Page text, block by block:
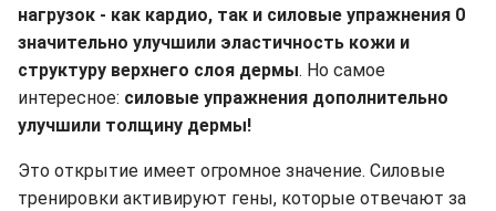
нагрузок - как кардио, так и силовые упражнения 0
значительно улучшили эластичность кожи и
структуру верхнего слоя дермы. Но самое
интересное: силовые упражнения дополнительно
улучшили толщину дермы!
Это открытие имеет огромное значение. Силовые
тренировки активируют гены, которые отвечают за